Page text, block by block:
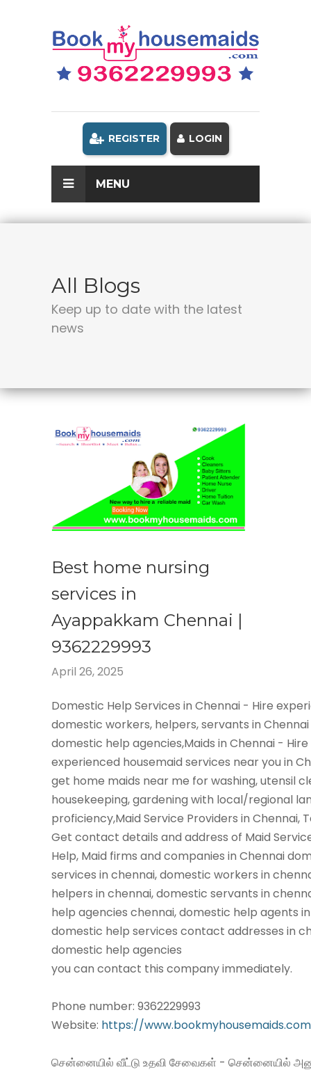
REGISTER LOGIN
MENU
All Blogs
Keep up to date with the latest
news
Best home nursing
services in
Ayappakkam Chennai |
9362229993
April 26, 2025
Domestic Help Services in Chennai - Hire
domestic workers, helpers, servants in
domestic help agencies,Maids in Chennai - Hire
experienced housemaid services near you in
get home maids near me for washing, utensil
housekeeping, gardening with local/regional
proficiency,Maid Service Providers in Chennai,
Get contact details and address of Maid
Help, Maid firms and companies in Chennai
services in chennai, domestic workers in
helpers in chennai, domestic servants in
help agencies chennai, domestic help agents
domestic help services contact addresses in
domestic help agencies
you can contact this company immediately.
Phone number: 9362229993
Website: https://
சென்னையில் வீட்டு உதவி சேவைகள் - சென்னையில்